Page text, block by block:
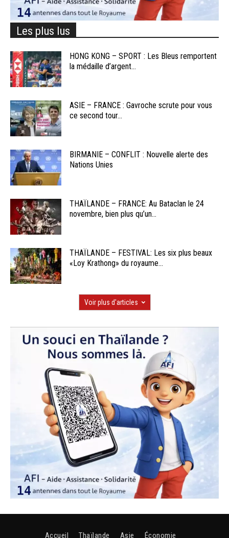
Les plus lus
HONG KONG – SPORT : Les Bleus remportent
la médaille d’argent...
ASIE – FRANCE : Gavroche scrute pour vous
ce second tour...
BIRMANIE – CONFLIT : Nouvelle alerte des
Nations Unies
THAÏLANDE – FRANCE: Au Bataclan le 24
novembre, bien plus qu’un...
THAÏLANDE – FESTIVAL: Les six plus beaux
«Loy Krathong» du royaume...
Voir plus d'articles
Accueil Thaïlande Asie Économie